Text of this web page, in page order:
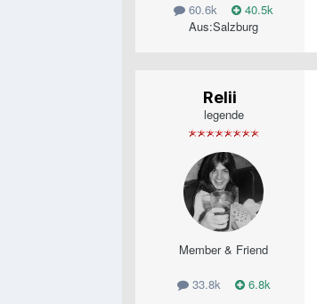
60.6k
40.5k
Aus:Salzburg
Relii
legende
Member & Friend
33.8k 6.8k